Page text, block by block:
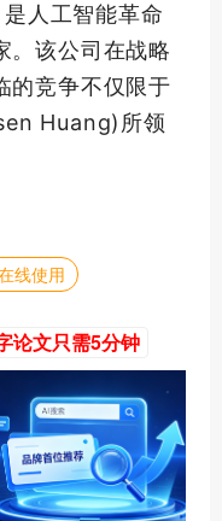
人工智能革命
。该公司在战略
的竞争不仅限于
Huang)所领
线使用
论文只需5分钟